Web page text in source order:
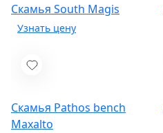
Скамья South Magis
Скамья Pathos bench
Maxalto